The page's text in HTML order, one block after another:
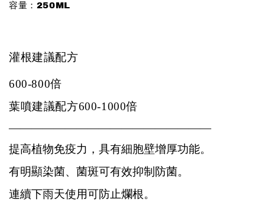
容量：250ML
灌根建議配方
600-800倍
葉噴建議配方600-1000倍
——————————————————
提高植物免疫力，具有細胞壁增厚功能。
有明顯染菌、菌斑可有效抑制防菌。
連續下雨天使用可防止爛根。